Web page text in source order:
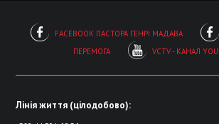
FACEBOOK ПАСТОРА ГЕНРІ МАДАВА
ПЕРЕМОГА
VCTV - КАНАЛ
Лінія життя (цілодобово):